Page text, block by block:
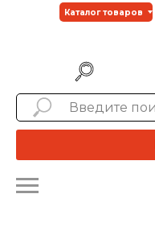
Каталог товаров